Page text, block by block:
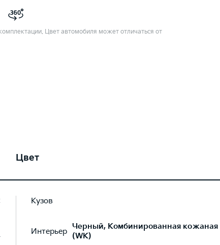
Цвет автомобиля может отличаться от
Цвет
Кузов
Интерьер Черный, Комбинированная кожаная
(WK)